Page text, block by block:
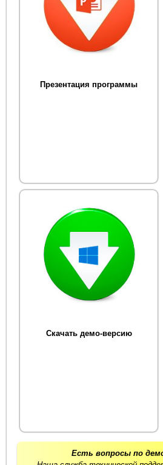
Презентация программы
Скачать демо-версию
Есть вопросы по